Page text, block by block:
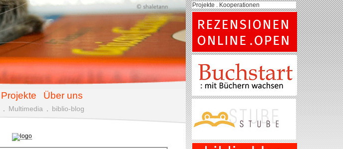
Projekte Über uns
Multimedia biblio-blog
Projekte . Kooperationen